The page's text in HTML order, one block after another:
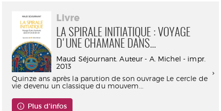
Livre
LA SPIRALE INITIATIQUE : VOYAGE
D'UNE CHAMANE DANS...
Maud Séjournant. Auteur - A. Michel - impr.
2013
Quinze ans après la parution de son ouvrage Le cercle de
vie devenu un classique du mouvem...
Plus d'infos